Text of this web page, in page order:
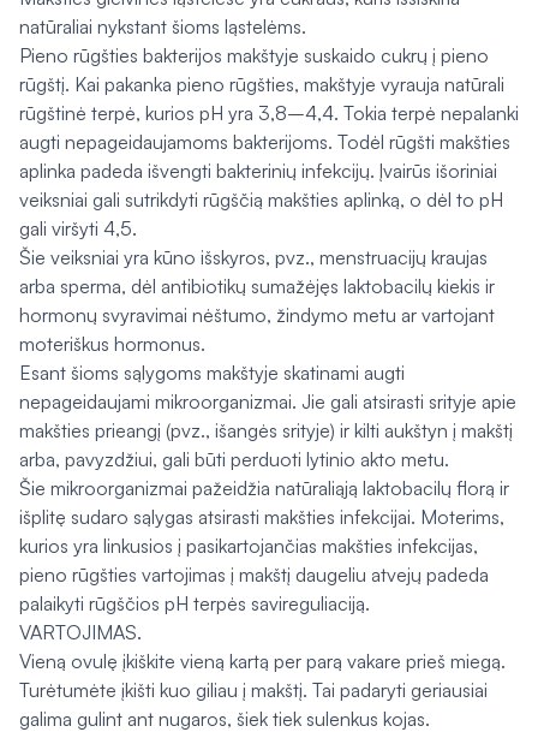
natūraliai nykstant šioms ląstelėms.
Pieno rūgšties bakterijos makštyje suskaido cukrų į pieno
rūgštį. Kai pakanka pieno rūgšties, makštyje vyrauja natūrali
rūgštinė terpė, kurios pH yra 3,8–4,4. Tokia terpė nepalanki
augti nepageidaujamoms bakterijoms. Todėl rūgšti makšties
aplinka padeda išvengti bakterinių infekcijų. Įvairūs išoriniai
veiksniai gali sutrikdyti rūgščią makšties aplinką, o dėl to pH
gali viršyti 4,5.
Šie veiksniai yra kūno išskyros, pvz., menstruacijų kraujas
arba sperma, dėl antibiotikų sumažėjęs laktobacilų kiekis ir
hormonų svyravimai nėštumo, žindymo metu ar vartojant
moteriškus hormonus.
Esant šioms sąlygoms makštyje skatinami augti
nepageidaujami mikroorganizmai. Jie gali atsirasti srityje apie
makšties prieangį (pvz., išangės srityje) ir kilti aukštyn į makštį
arba, pavyzdžiui, gali būti perduoti lytinio akto metu.
Šie mikroorganizmai pažeidžia natūraliąją laktobacilų florą ir
išplitę sudaro sąlygas atsirasti makšties infekcijai. Moterims,
kurios yra linkusios į pasikartojančias makšties infekcijas,
pieno rūgšties vartojimas į makštį daugeliu atvejų padeda
palaikyti rūgščios pH terpės savireguliaciją.
VARTOJIMAS.
Vieną ovulę įkiškite vieną kartą per parą vakare prieš miegą.
Turėtumėte įkišti kuo giliau į makštį. Tai padaryti geriausiai
galima gulint ant nugaros, šiek tiek sulenkus kojas.